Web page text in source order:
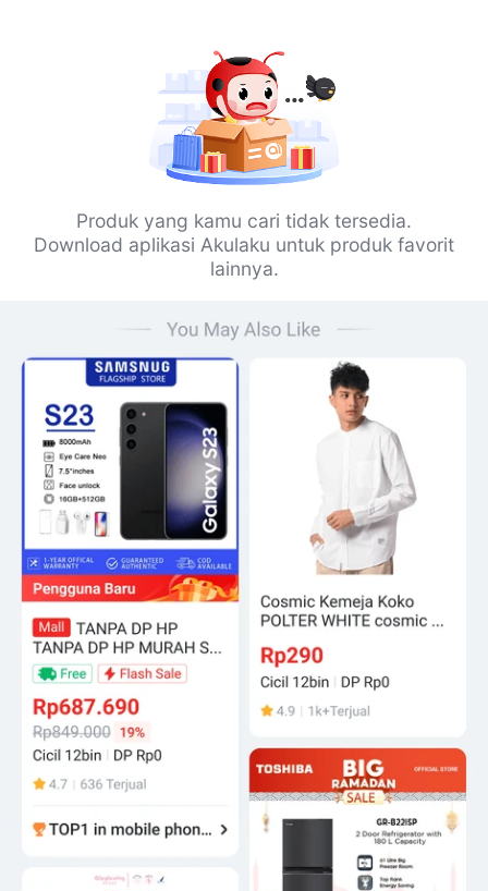
Produk yang kamu cari tidak tersedia.
Download aplikasi Akulaku untuk produk favorit
lainnya.